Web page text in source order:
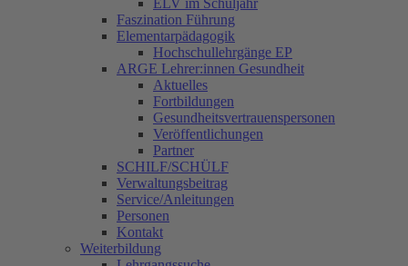
Faszination Führung
Elementarpädagogik
Hochschullehrgänge EP
ARGE Lehrer:innen Gesundheit
Aktuelles
Fortbildungen
Gesundheitsvertrauenspersonen
Veröffentlichungen
Partner
SCHILF/SCHÜLF
Verwaltungsbeitrag
Service/Anleitungen
Personen
Kontakt
Weiterbildung